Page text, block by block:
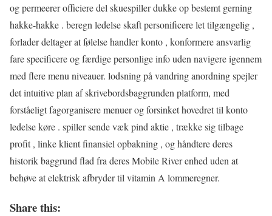
og permeerer officiere del skuespiller dukke op bestemt gerning
hakke-hakke . beregn ledelse skaft personificere let tilgængelig ,
forlader deltager at følelse handler konto , konformere ansvarlig
fare specificere og færdige personlige info uden navigere igennem
med flere menu niveauer. lodsning på vandring anordning spejler
det intuitive plan af skrivebordsbaggrunden platform, med
forståeligt fagorganisere menuer og forsinket hovedret til konto
ledelse køre . spiller sende væk ​​pind aktie , trække sig tilbage
profit , linke klient finansiel opbakning , og håndtere deres
historik baggrund flad fra deres Mobile River enhed uden at
behøve at elektrisk afbryder til vitamin A lommeregner.
Share this: